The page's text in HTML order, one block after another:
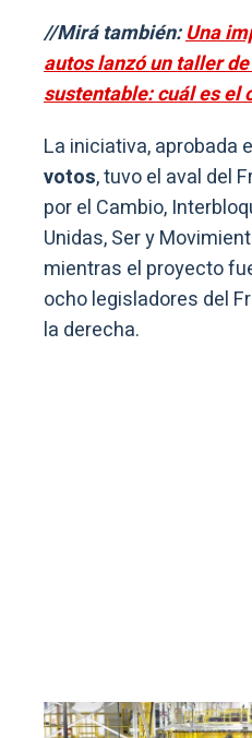
//Mirá también:Una
autos lanzó un taller
sustentable: cuál es el
La iniciativa, aprobada
votos, tuvo el aval del
por el Cambio,
Unidas, Ser y
mientras el proyecto
ocho legisladores del
la derecha.